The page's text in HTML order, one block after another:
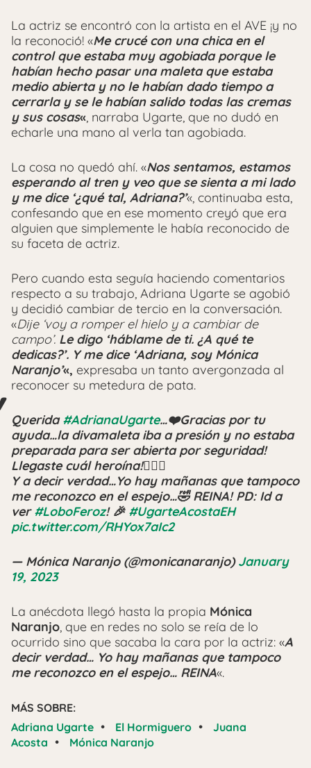
La actriz se encontró con la artista en el AVE ¡y no
la reconoció! «Me crucé con una chica en el
control que estaba muy agobiada porque le
habían hecho pasar una maleta que estaba
medio abierta y no le habían dado tiempo a
cerrarla y se le habían salido todas las cremas
y sus cosas«, narraba Ugarte, que no dudó en
echarle una mano al verla tan agobiada.
La cosa no quedó ahí. «Nos sentamos, estamos
esperando al tren y veo que se sienta a mi lado
y me dice ‘¿qué tal, Adriana?’«, continuaba esta,
confesando que en ese momento creyó que era
alguien que simplemente le había reconocido de
su faceta de actriz.
Pero cuando esta seguía haciendo comentarios
respecto a su trabajo, Adriana Ugarte se agobió
y decidió cambiar de tercio en la conversación.
«Dije ‘voy a romper el hielo y a cambiar de
campo’. Le digo ‘háblame de ti. ¿A qué te
dedicas?’. Y me dice ‘Adriana, soy Mónica
Naranjo’«, expresaba un tanto avergonzada al
reconocer su metedura de pata.
Querida#AdrianaUgarte…❤️Gracias por tu
ayuda…la divamaleta iba a presión y no estaba
preparada para ser abierta por seguridad!
Llegaste cuál heroína!🦸🏻‍♀️
Y a decir verdad…Yo hay mañanas que tampoco
me reconozco en el espejo…🤣 REINA! PD: Id a
ver#LoboFeroz! 🎉 #UgarteAcostaEH
pic.twitter.com/RHYox7aIc2
— Mónica Naranjo (@monicanaranjo)January
19, 2023
La anécdota llegó hasta la propia Mónica
Naranjo, que en redes no solo se reía de lo
ocurrido sino que sacaba la cara por la actriz: «A
decir verdad… Yo hay mañanas que tampoco
me reconozco en el espejo… REINA«.
MÁS SOBRE:
Adriana Ugarte • El Hormiguero •
Juana
Acosta • Mónica Naranjo